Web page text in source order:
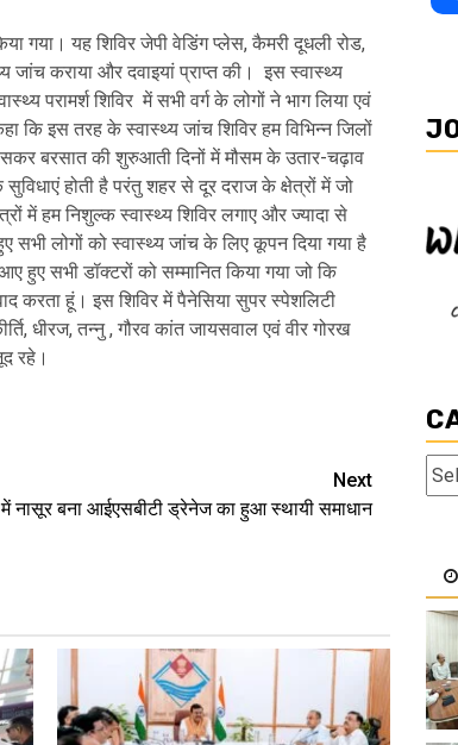
गया। यह शिविर जेपी वेडिंग प्लेस, कैमरी दूधली रोड,
कराया और दवाइयां प्राप्त की। इस स्वास्थ्य
परामर्श शिविर में सभी वर्ग के लोगों ने भाग लिया एवं
कि इस तरह के स्वास्थ्य जांच शिविर हम विभिन्न जिलों
बरसात की शुरुआती दिनों में मौसम के उतार-चढ़ाव
होती है परंतु शहर से दूर दराज के क्षेत्रों में जो
में हम निशुल्क स्वास्थ्य शिविर लगाए और ज्यादा से
लोगों को स्वास्थ्य जांच के लिए कूपन दिया गया है
हुए सभी डॉक्टरों को सम्मानित किया गया जो कि
करता हूं। इस शिविर में पैनेसिया सुपर स्पेशलिटी
धीरज, तन्नु , गौरव कांत जायसवाल एवं वीर गोरख
रहे।
Next
में नासूर बना आईएसबीटी ड्रेनेज का हुआ स्थायी समाधान